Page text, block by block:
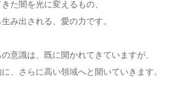
た闇を光に変えるもの、
み出される、愛の力です。
意識は、既に開かれてきていますが、
、さらに高い領域へと開いていきます。